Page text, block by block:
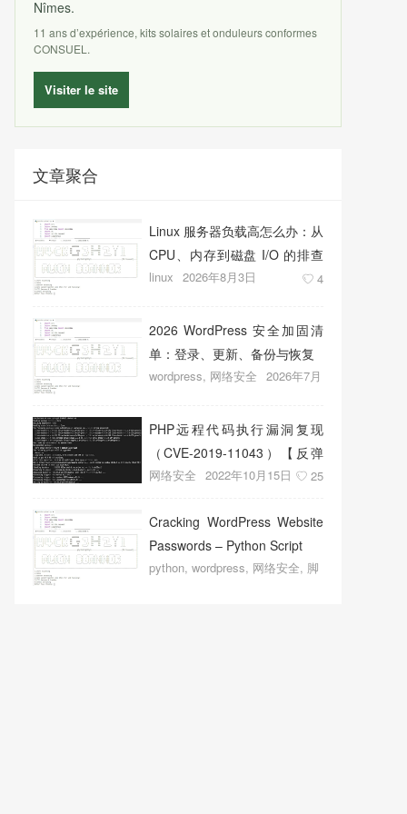
Nîmes.
11 ans d’expérience, kits solaires et onduleurs conformes
CONSUEL.
Visiter le site
文章聚合
Linux 服务器负载高怎么办：从
CPU、内存到磁盘 I/O 的排查
顺序
linux 2026年8月3日 4
2026 WordPress 安全加固清
单：登录、更新、备份与恢复
wordpress, 网络安全 2026年7月
PHP远程代码执行漏洞复现
（CVE-2019-11043）【反弹
shell成功】
网络安全 2022年10月15日 25
Cracking WordPress Website
Passwords – Python Script
python, wordpress, 网络安全, 脚